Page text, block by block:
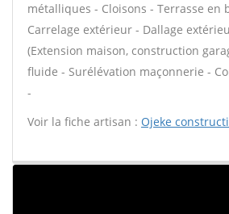
métalliques - Cloisons - Terrasse en
Carrelage extérieur - Dallage
(Extension maison, construction
fluide - Surélévation maçonnerie -
-
Voir la fiche artisan : Ojeke